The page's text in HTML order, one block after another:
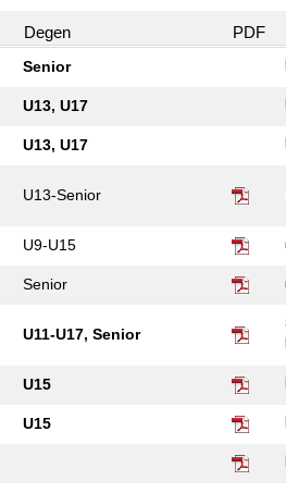
Degen PDF
Senior
U13, U17
U13, U17
U13-Senior
U9-U15
Senior
U11-U17, Senior
U15
U15